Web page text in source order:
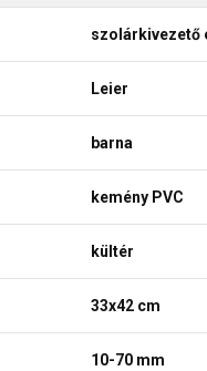
szolárkivezető
Leier
barna
kemény PVC
kültér
33x42 cm
10-70 mm